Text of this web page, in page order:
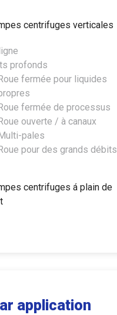
centrifuges verticales
profonds
Roue fermée pour liquides
Roue fermée de processus
Roue ouverte / à canaux
Multi-pales
Roue pour des grands débits
centrifuges á plain de
application